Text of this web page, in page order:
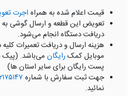
قیمت اعلام شده به همراه اجرت
تعویض این قطعه و ارسال گوشی
دریافت دستگاه انجام می‌شود.
هزینه ارسال و دریافت تعمیرات
موبایل کمک رایگان می‌باشد. (پیک
پست رایگان برای سایر استان ها)
جهت ثبت سفارش با شماره
نمائید.